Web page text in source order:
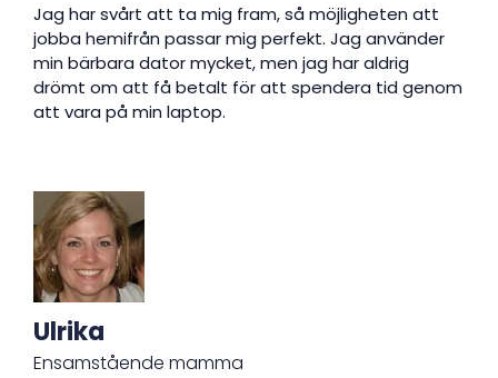
Jag har svårt att ta mig fram, så möjligheten att
jobba hemifrån passar mig perfekt. Jag använder
min bärbara dator mycket, men jag har aldrig
drömt om att få betalt för att spendera tid genom
att vara på min laptop.
Ulrika
Ensamstående mamma